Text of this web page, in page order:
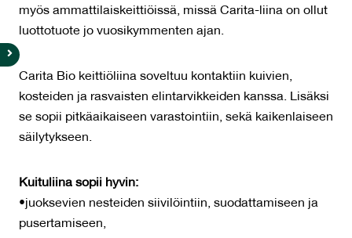
myös ammattilaiskeittiöissä, missä Carita-liina on ollut
luottotuote jo vuosikymmenten ajan.
Carita Bio keittiöliina soveltuu kontaktiin kuivien,
kosteiden ja rasvaisten elintarvikkeiden kanssa. Lisäksi
se sopii pitkäaikaiseen varastointiin, sekä kaikenlaiseen
säilytykseen.
Kuituliina sopii hyvin:
•juoksevien nesteiden siivilöintiin, suodattamiseen ja
pusertamiseen,